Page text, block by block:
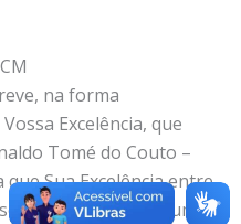
na forma
Excelência, que
Tomé do Couto –
Sua Excelência entre
a retirada de um